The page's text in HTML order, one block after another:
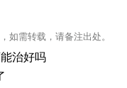
如需转载，请备注出处。
治好吗